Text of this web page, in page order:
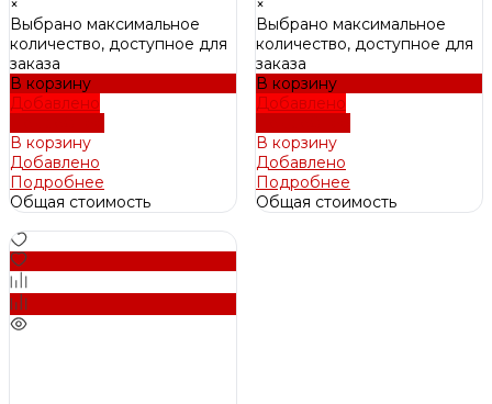
×
Выбрано максимальное
количество, доступное для
заказа
В корзину
Добавлено
В корзину
Добавлено
Подробнее
Общая стоимость
×
Выбрано максимальное
количество, доступное для
заказа
В корзину
Добавлено
В корзину
Добавлено
Подробнее
Общая стоимость